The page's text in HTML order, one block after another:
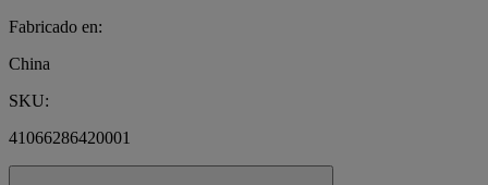
Fabricado en:
China
SKU:
41066286420001